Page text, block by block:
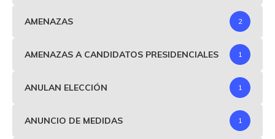
AMENAZAS 2
AMENAZAS A CANDIDATOS PRESIDENCIALES 1
ANULAN ELECCIÓN 1
ANUNCIO DE MEDIDAS 1